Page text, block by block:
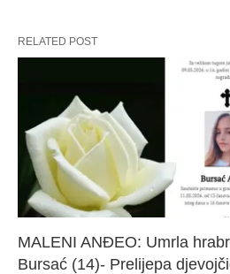
RELATED POST
MALENI ANĐEO: Umrla
Bursać (14)- Prelijepa